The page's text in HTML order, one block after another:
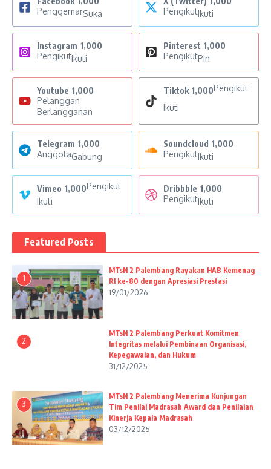
PenggemarSuka
PengikutIkuti
Instagram 1,000
PengikutIkuti
Pinterest 1,000
PengikutPin
Youtube 1,000
Pelanggan
Berlangganan
Tiktok 1,000Pengikut
Ikuti
Telegram 1,000
AnggotaGabung
Soundcloud 1,000
PengikutIkuti
Vimeo 1,000Pengikut
Ikuti
Dribbble 1,000
PengikutIkuti
Featured Posts
1
MTsN 2 Palembang Rayakan HAB Kemenag
RI ke-80 dengan Apresiasi Prestasi
19/01/2026
2
MTsN 2 Palembang Perkuat Komitmen
Integritas melalui Pembinaan Organisasi,
Kepegawaian, dan Hukum
31/12/2025
3
MTsN 2 Palembang Menerima Kunjungan
Tim Penilai Madrasah Award dan Penilaian
Kinerja Kepala Madrasah
03/12/2025